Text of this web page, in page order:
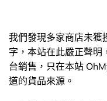
我們發現多家商店未獲
字，本站在此嚴正聲
台銷售，只在本站
道的貨品來源。